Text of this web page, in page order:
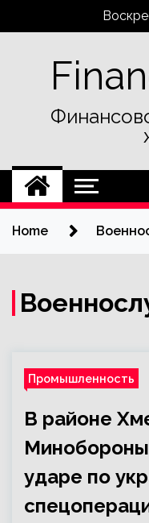
Home
Промышленность
В районе
ударе по